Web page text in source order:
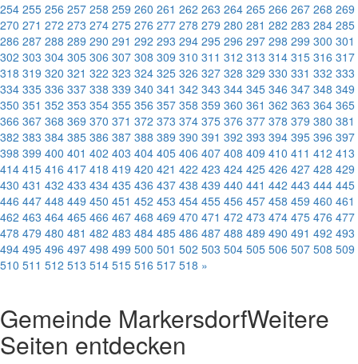
254 255 256 257 258 259 260 261 262 263 264 265 266 267 268 269
270 271 272 273 274 275 276 277 278 279 280 281 282 283 284 285
286 287 288 289 290 291 292 293 294 295 296 297 298 299 300 301
302 303 304 305 306 307 308 309 310 311 312 313 314 315 316 317
318 319 320 321 322 323 324 325 326 327 328 329 330 331 332 333
334 335 336 337 338 339 340 341 342 343 344 345 346 347 348 349
350 351 352 353 354 355 356 357 358 359 360 361 362 363 364 365
366 367 368 369 370 371 372 373 374 375 376 377 378 379 380 381
382 383 384 385 386 387 388 389 390 391 392 393 394 395 396 397
398 399 400 401 402 403 404 405 406 407 408 409 410 411 412 413
414 415 416 417 418 419 420 421 422 423 424 425 426 427 428 429
430 431 432 433 434 435 436 437 438 439 440 441 442 443 444 445
446 447 448 449 450 451 452 453 454 455 456 457 458 459 460 461
462 463 464 465 466 467 468 469 470 471 472 473 474 475 476 477
478 479 480 481 482 483 484 485 486 487 488 489 490 491 492 493
494 495 496 497 498 499 500 501 502 503 504 505 506 507 508 509
510 511 512 513 514 515 516 517 518 »
Gemeinde MarkersdorfWeitere
Seiten entdecken